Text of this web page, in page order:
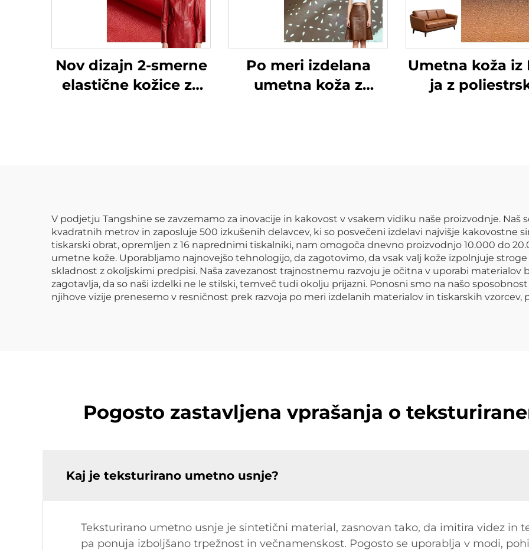
Nov dizajn 2-smerne
elastične kožice za
Po meri izdelana
umetna koža z
Umetna koža iz
ja z
V podjetju Tangshine se zavzemamo za inovacije in kakovost v vsakem vidiku naše proizvodnje. Naš
kvadratnih metrov in zaposluje 500 izkušenih delavcev, ki so posvečeni izdelavi najvišje kakovostne
tiskarski obrat, opremljen z 16 naprednimi tiskalniki, nam omogoča dnevno proizvodnjo 10.000 do
umetne kože. Uporabljamo najnovejšo tehnologijo, da zagotovimo, da vsak valj kože izpolnjuje
skladnost z okoljskimi predpisi. Naša zavezanost trajnostnemu razvoju je očitna v uporabi materialov
zagotavlja, da so naši izdelki ne le stilski, temveč tudi okolju prijazni. Ponosni smo na našo
njihove vizije prenesemo v resničnost prek razvoja po meri izdelanih materialov in tiskarskih
Pogosto zastavljena vprašanja o
Kaj je teksturirano umetno usnje?
Teksturirano umetno usnje je sintetični material, zasnovan tako, da imitira videz in
pa ponuja izboljšano trpežnost in večnamenskost. Pogosto se uporablja v modi,